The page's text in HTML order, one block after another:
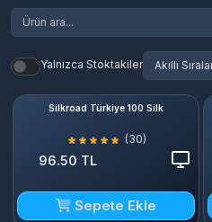
Yalnızca Stoktakiler
Silkroad Türkiye 100 Silk
(30)
96.50 TL
Sepete Ekle